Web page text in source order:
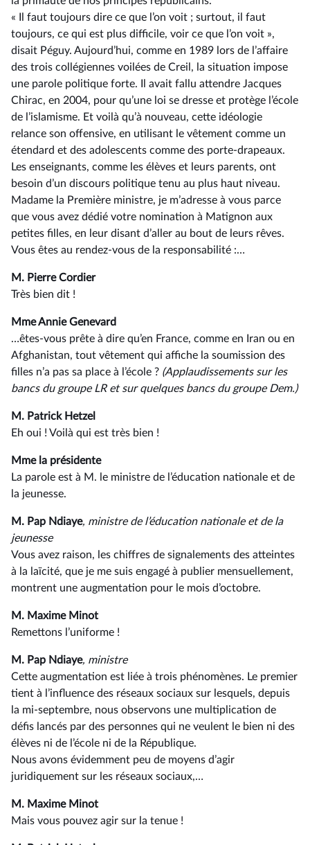
« Il faut toujours dire ce que l’on voit ; surtout, il faut
toujours, ce qui est plus difficile, voir ce que l’on voit »,
disait Péguy. Aujourd’hui, comme en 1989 lors de l’affaire
des trois collégiennes voilées de Creil, la situation impose
une parole politique forte. Il avait fallu attendre Jacques
Chirac, en 2004, pour qu’une loi se dresse et protège l’école
de l’islamisme. Et voilà qu’à nouveau, cette idéologie
relance son offensive, en utilisant le vêtement comme un
étendard et des adolescents comme des porte-drapeaux.
Les enseignants, comme les élèves et leurs parents, ont
besoin d’un discours politique tenu au plus haut niveau.
Madame la Première ministre, je m’adresse à vous parce
que vous avez dédié votre nomination à Matignon aux
petites filles, en leur disant d’aller au bout de leurs rêves.
Vous êtes au rendez-vous de la responsabilité :…
M. Pierre Cordier
Très bien dit !
Mme Annie Genevard
…êtes-vous prête à dire qu’en France, comme en Iran ou en
Afghanistan, tout vêtement qui affiche la soumission des
filles n’a pas sa place à l’école ? (Applaudissements sur les
bancs du groupe LR et sur quelques bancs du groupe Dem.)
M. Patrick Hetzel
Eh oui ! Voilà qui est très bien !
Mme la présidente
La parole est à M. le ministre de l’éducation nationale et de
la jeunesse.
M. Pap Ndiaye, ministre de l’éducation nationale et de la
jeunesse
Vous avez raison, les chiffres de signalements des atteintes
à la laïcité, que je me suis engagé à publier mensuellement,
montrent une augmentation pour le mois d’octobre.
M. Maxime Minot
Remettons l’uniforme !
M. Pap Ndiaye, ministre
Cette augmentation est liée à trois phénomènes. Le premier
tient à l’influence des réseaux sociaux sur lesquels, depuis
la mi-septembre, nous observons une multiplication de
défis lancés par des personnes qui ne veulent le bien ni des
élèves ni de l’école ni de la République.
Nous avons évidemment peu de moyens d’agir
juridiquement sur les réseaux sociaux,…
M. Maxime Minot
Mais vous pouvez agir sur la tenue !